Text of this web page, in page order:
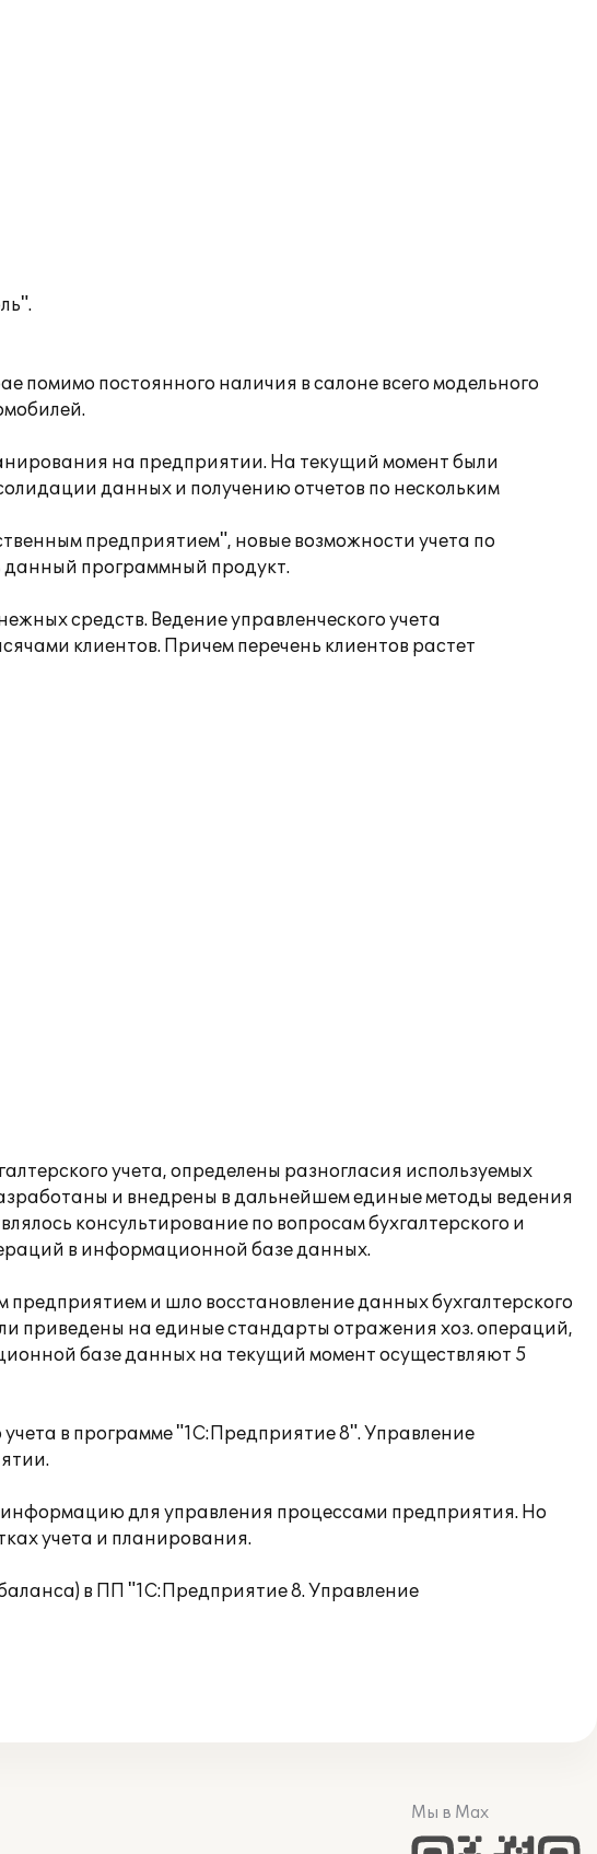
постоянного наличия в салоне всего модельного
на предприятии. На текущий момент были
данных и получению отчетов по нескольким
предприятием", новые возможности учета по
данный программный продукт.
средств. Ведение управленческого учета
клиентов. Причем перечень клиентов растет
учета, определены разногласия используемых
и внедрены в дальнейшем единые методы ведения
консультирование по вопросам бухгалтерского и
в информационной базе данных.
и шло восстановление данных бухгалтерского
приведены на единые стандарты отражения хоз. операций,
базе данных на текущий момент осуществляют 5
в программе "1С:Предприятие 8". Управление
для управления процессами предприятия. Но
учета и планирования.
в ПП "1С:Предприятие 8. Управление
Мы в Max